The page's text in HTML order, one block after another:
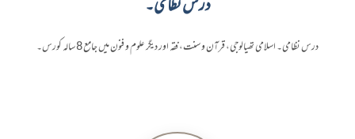
درس نظامی۔ اسلامی تھیالوجی، قرآن و سنت، فقہ اور دیگر علوم و فنون میں جامع 8 سالہ کورس۔